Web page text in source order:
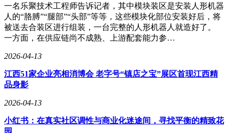
一名乐聚技术工程师告诉记者，其中模块装区是安装人形机器
人的“胳膊”“腿部”“头部”等等，这些模块化部位安装好后，将
被送去合装区进行组装，一台完整的人形机器人就造好了。
一方面，在供应链尚不成熟、上游配套能力参…
2026-04-13
江西51家企业亮相消博会 老字号“镇店之宝”展区首现江西精
品身影
2026-04-13
小红书：在真实社区调性与商业化迷途间，寻找平衡的精致花
园